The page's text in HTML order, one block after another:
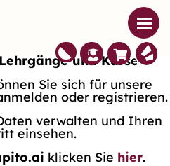
und Kurse
Sie sich für unsere
oder registrieren.
verwalten und Ihren
einsehen.
klicken Sie hier.